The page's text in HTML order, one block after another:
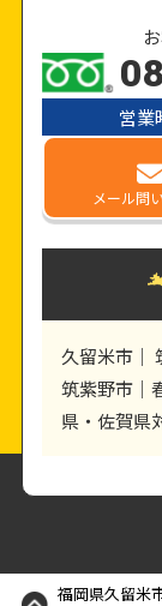
営業
メール問
久留米市｜
筑紫野市｜
県・佐賀県
福岡県久留米